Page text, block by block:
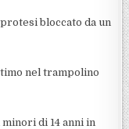
bloccato da un
nel trampolino
di 14 anni in